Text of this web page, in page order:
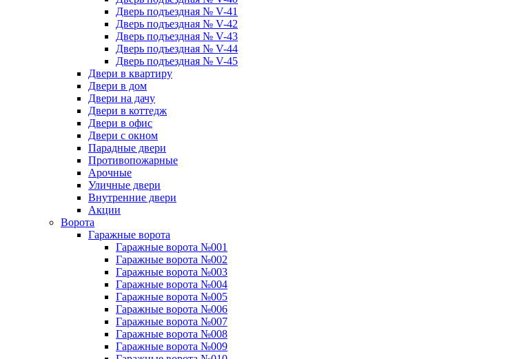
Дверь подъездная № V-41
Дверь подъездная № V-42
Дверь подъездная № V-43
Дверь подъездная № V-44
Дверь подъездная № V-45
Двери в квартиру
Двери в дом
Двери на дачу
Двери в коттедж
Двери в офис
Двери с окном
Парадные двери
Противопожарные
Арочные
Уличные двери
Внутренние двери
Акции
Ворота
Гаражные ворота
Гаражные ворота №001
Гаражные ворота №002
Гаражные ворота №003
Гаражные ворота №004
Гаражные ворота №005
Гаражные ворота №006
Гаражные ворота №007
Гаражные ворота №008
Гаражные ворота №009